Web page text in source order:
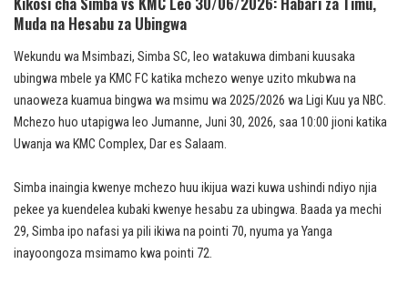
Muda na Hesabu za Ubingwa
Wekundu wa Msimbazi, Simba SC, leo watakuwa dimbani kuusaka
ubingwa mbele ya KMC FC katika mchezo wenye uzito mkubwa na
unaoweza kuamua bingwa wa msimu wa 2025/2026 wa Ligi Kuu ya NBC.
Mchezo huo utapigwa leo Jumanne, Juni 30, 2026, saa 10:00 jioni katika
Uwanja wa KMC Complex, Dar es Salaam.
Simba inaingia kwenye mchezo huu ikijua wazi kuwa ushindi ndiyo njia
pekee ya kuendelea kubaki kwenye hesabu za ubingwa. Baada ya mechi
29, Simba ipo nafasi ya pili ikiwa na pointi 70, nyuma ya Yanga
inayoongoza msimamo kwa pointi 72.